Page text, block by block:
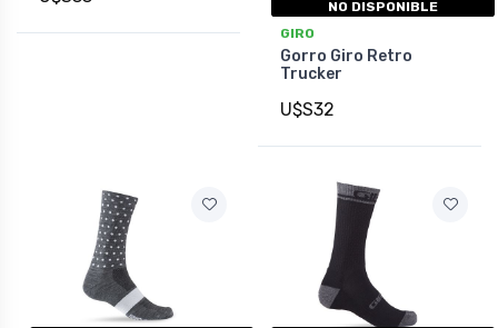
NO DISPONIBLE
GIRO
Gorro Giro Retro
Trucker
U$S32